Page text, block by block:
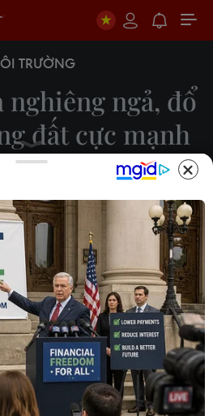
TRƯỜNG
nghiêng ngả, đổ
đất cực mạnh
Bản
2024 01:50
7,6 xảy ra chiều 1/1 đã
hoạn ở tỉnh Ishikawa,
sá bị hư hại.